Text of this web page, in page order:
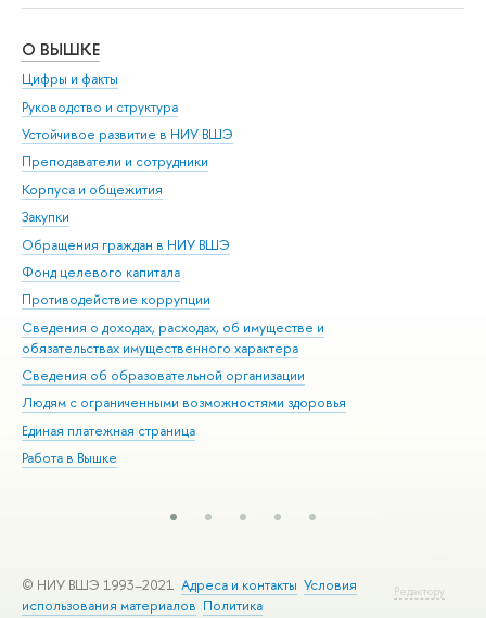
О ВЫШКЕ
Цифры и факты
Руководство и структура
Устойчивое развитие в НИУ ВШЭ
Преподаватели и сотрудники
Корпуса и общежития
Закупки
Обращения граждан в НИУ ВШЭ
Фонд целевого капитала
Противодействие коррупции
Сведения о доходах, расходах, об имуществе и
обязательствах имущественного характера
Сведения об образовательной организации
Людям с ограниченными возможностями здоровья
Единая платежная страница
Работа в Вышке
Редактору
© НИУ ВШЭ 1993–2021 Адреса и контакты Условия
использования материалов Политика